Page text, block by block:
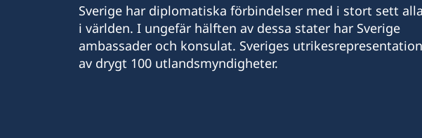
Sverige har diplomatiska förbindelser med i stort sett
i världen. I ungefär hälften av dessa stater har Sverige
ambassader och konsulat. Sveriges
av drygt 100 utlandsmyndigheter.